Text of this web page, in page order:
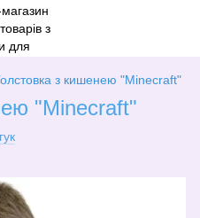
з кишенею "Minecraft"
"Minecraft"